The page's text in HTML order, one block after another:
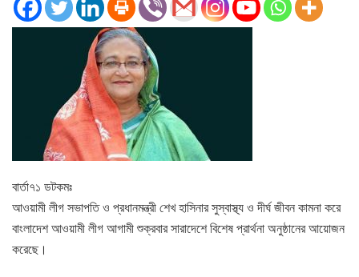
বার্তা৭১ ডটকমঃ
আওয়ামী লীগ সভাপতি ও প্রধানমন্ত্রী শেখ হাসিনার সুস্বাস্থ্য ও দীর্ঘ জীবন কামনা করে
বাংলাদেশ আওয়ামী লীগ আগামী শুক্রবার সারাদেশে বিশেষ প্রার্থনা অনুষ্ঠানের আয়োজন
করেছে।